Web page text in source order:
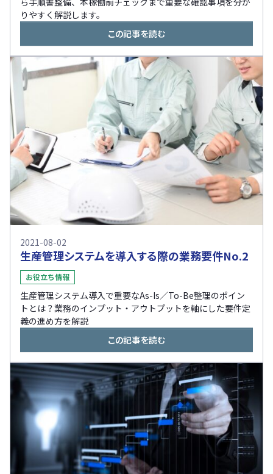
りやすく解説します。
この記事を読む
2021-08-02
生産管理システムを導入する際の業務要件No.2
お役立ち情報
生産管理システム導入で重要なAs-Is／To-Be整理のポイン
トとは？業務のインプット・アウトプットを軸にした要件定
義の進め方を解説
この記事を読む